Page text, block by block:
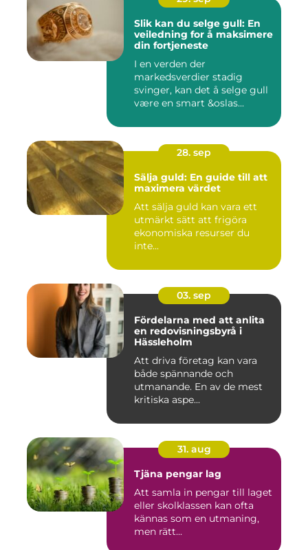
Slik kan du selge gull: En
veiledning for å maksimere
din fortjeneste
I en verden der
markedsverdier stadig
svinger, kan det å selge gull
være en smart &oslas...
28. sep
Sälja guld: En guide till att
maximera värdet
Att sälja guld kan vara ett
utmärkt sätt att frigöra
ekonomiska resurser du
inte...
03. sep
Fördelarna med att anlita
en redovisningsbyrå i
Hässleholm
Att driva företag kan vara
både spännande och
utmanande. En av de mest
kritiska aspe...
31. aug
Tjäna pengar lag
Att samla in pengar till laget
eller skolklassen kan ofta
kännas som en utmaning,
men rätt...